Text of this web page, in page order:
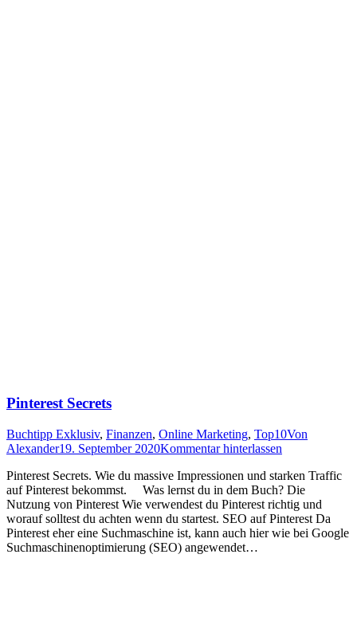
Pinterest Secrets
Buchtipp Exklusiv, Finanzen, Online Marketing, Top10Von
Alexander19. September 2020Kommentar hinterlassen
Pinterest Secrets. Wie du massive Impressionen und starken Traffic
auf Pinterest bekommst. Was lernst du in dem Buch? Die
Nutzung von Pinterest Wie verwendest du Pinterest richtig und
worauf solltest du achten wenn du startest. SEO auf Pinterest Da
Pinterest eher eine Suchmaschine ist, kann auch hier wie bei Google
Suchmaschinenoptimierung (SEO) angewendet…